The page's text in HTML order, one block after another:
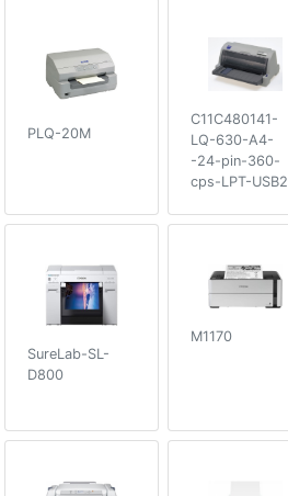
PLQ-20M
C11C480141-
LQ-630-A4-
-24-pin-360-
cps-LPT-USB2
SureLab-SL-
D800
M1170